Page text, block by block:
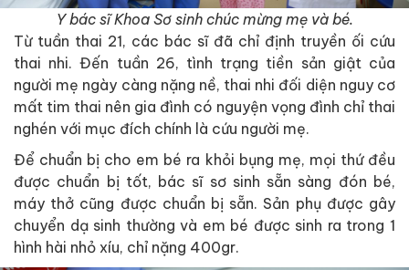
Y bác sĩ Khoa Sơ sinh chúc mừng mẹ và bé.
Từ tuần thai 21, các bác sĩ đã chỉ định truyền ối cứu
thai nhi. Đến tuần 26, tình trạng tiền sản giật của
người mẹ ngày càng nặng nề, thai nhi đối diện nguy cơ
mất tim thai nên gia đình có nguyện vọng đình chỉ thai
nghén với mục đích chính là cứu người mẹ.
Để chuẩn bị cho em bé ra khỏi bụng mẹ, mọi thứ đều
được chuẩn bị tốt, bác sĩ sơ sinh sẵn sàng đón bé,
máy thở cũng được chuẩn bị sẵn. Sản phụ được gây
chuyển dạ sinh thường và em bé được sinh ra trong 1
hình hài nhỏ xíu, chỉ nặng 400gr.